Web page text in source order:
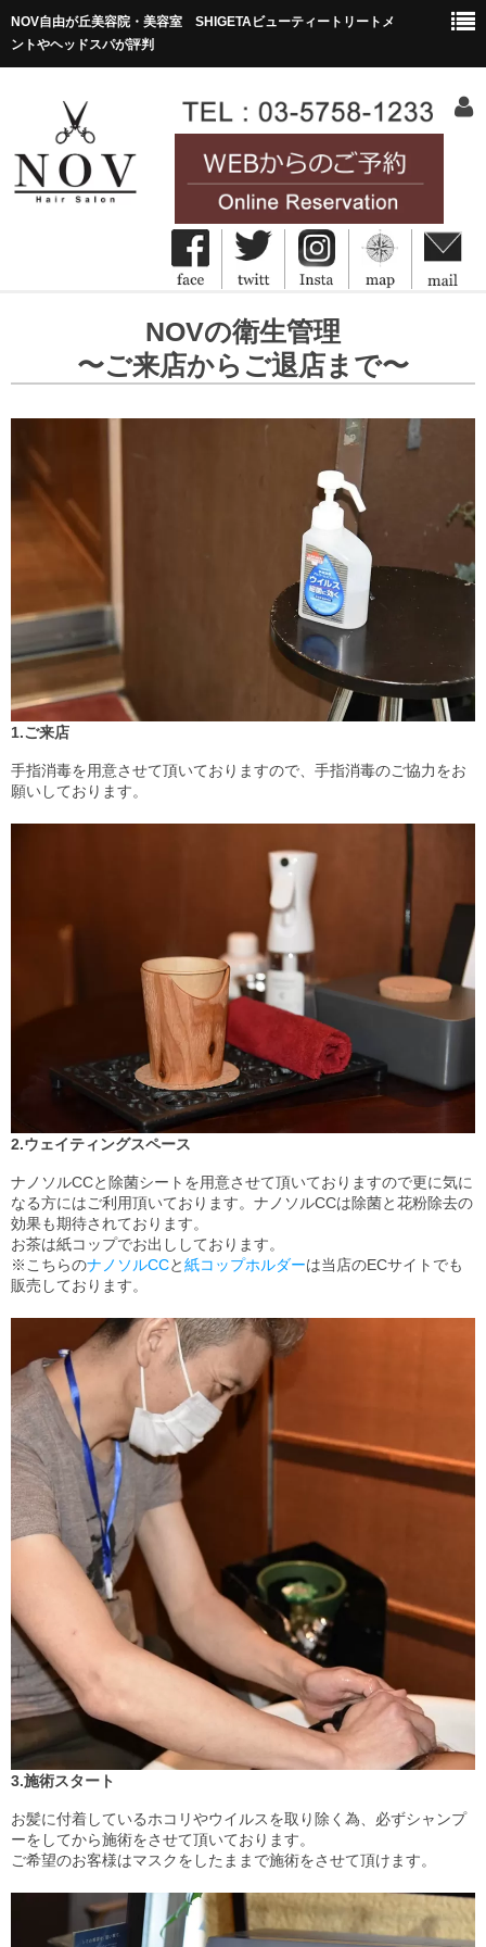
NOV自由が丘美容院・美容室 SHIGETAビューティートリートメ
ントやヘッドスパが評判
Menu&Price
メニュー・価格
スタッフ
オンラインショップ
blog
ブログ
Opening&Access
NOVの衛生管理
〜ご来店からご退店まで〜
1.ご来店
手指消毒を用意させて頂いておりますので、手指消毒のご協力をお
願いしております。
2.ウェイティングスペース
ナノソルCCと除菌シートを用意させて頂いておりますので更に気に
なる方にはご利用頂いております。ナノソルCCは除菌と花粉除去の
効果も期待されております。
お茶は紙コップでお出ししております。
※こちらのナノソルCCと紙コップホルダーは当店のECサイトでも
販売しております。
3.施術スタート
お髪に付着しているホコリやウイルスを取り除く為、必ずシャンプ
ーをしてから施術をさせて頂いております。
ご希望のお客様はマスクをしたままで施術をさせて頂けます。